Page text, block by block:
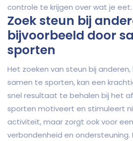
controle te krijgen over wat je eet.
Zoek steun bij
bijvoorbeeld door
sporten
Het zoeken van steun bij
samen te sporten, kan een
snel resultaat te behalen bij het
sporten motiveert en stimuleert
activiteit, maar zorgt ook voor
verbondenheid en ondersteuning.